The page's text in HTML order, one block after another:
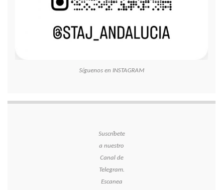
Síguenos en INSTAGRAM
Suscríbete
a nuestro
Canal de
Telegram.
Escanea